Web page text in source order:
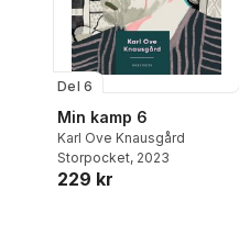
Del 6
Min kamp 6
Karl Ove Knausgård
Storpocket, 2023
229 kr